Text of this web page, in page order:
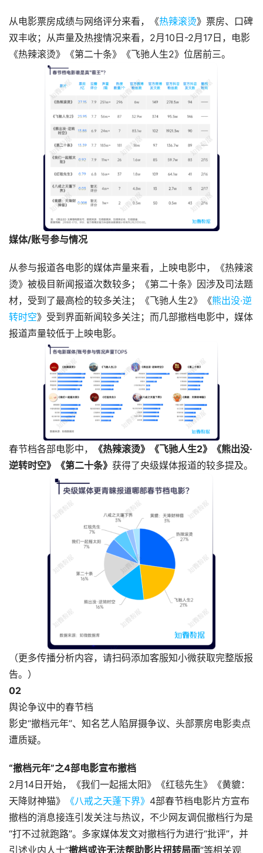
从电影票房成绩与网络评分来看，《热辣滚烫》票房、口碑
双丰收；从声量及热搜情况来看，2月10日-2月17日，电影
《热辣滚烫》《第二十条》《飞驰人生2》位居前三。
媒体/账号参与情况
从参与报道各电影的媒体声量来看，上映电影中，《热辣滚
烫》被极目新闻报道次数较多；《第二十条》因涉及司法题
材，受到了最高检的较多关注；《飞驰人生2》《熊出没·逆
转时空》受到界面新闻较多关注；而几部撤档电影中，媒体
报道声量较低于上映电影。
春节档各部电影中，
《热辣滚烫》《飞驰人生2》《熊出没·
逆转时空》《第二十条》 获得了央级媒体报道的较多提及。
（更多传播分析内容，请扫码添加客服知小微获取完整版报
告。）
02
舆论争议中的春节档
影史“撤档元年”、知名艺人陷屏摄争议、头部票房电影卖点
遭质疑。
“撤档元年”之4部电影宣布撤档
2月14日开始，《我们一起摇太阳》《红毯先生》《黄貔：
天降财神猫》
《八戒之天蓬下界》 4部春节档电影片方宣布
撤档的消息接连引发关注与热议，不少网友调侃撤档行为是
“打不过就跑路”。多家媒体发文对撤档行为进行“批评”，并
引述业内人士“撤档或许无法帮助影片扭转局面”等相关观